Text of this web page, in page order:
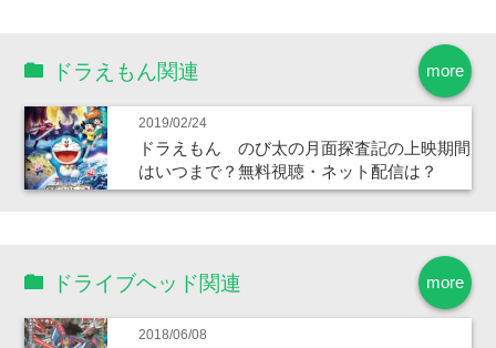
more
ドラえもん関連
2019/02/24
ドラえもん のび太の月面探査記の上映期間
はいつまで？無料視聴・ネット配信は？
more
ドライブヘッド関連
2018/06/08